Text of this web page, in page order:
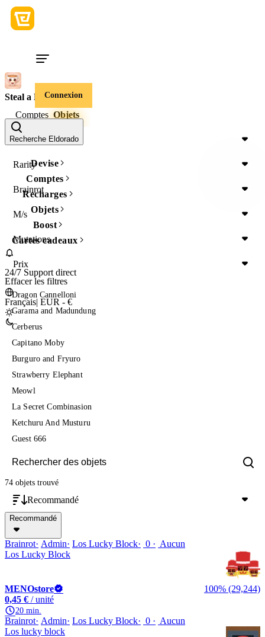
Connexion
Recherche Eldorado
Devise
Comptes
Recharges
Objets
Boost
Cartes cadeaux
24/7 Support direct
Français| EUR - €
Steal a Brainrot
Comptes Objets
Item Type
Rarity
Brainrot
M/s
Mutations
Prix
Effacer les filtres
Dragon Cannelloni
Garama and Madundung
Cerberus
Capitano Moby
Burguro and Fryuro
Strawberry Elephant
Meowl
La Secret Combinasion
Ketchuru And Musturu
Guest 666
74 objets trouvé
Recommandé
Recommandé
Brainrot Admin Los Lucky Block 0
Aucun
Los Lucky Block
MENOstore
100% (29,244)
0,45 € / unité
20 min.
Brainrot Admin Los Lucky Block 0
Aucun
Los lucky block